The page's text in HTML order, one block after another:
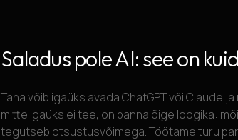
Saladus pole AI: see on
Täna võib igaüks avada ChatGPT või Claude
mitte igaüks ei tee, on panna õige loogika:
tegutseb otsustusvõimega. Töötame turu